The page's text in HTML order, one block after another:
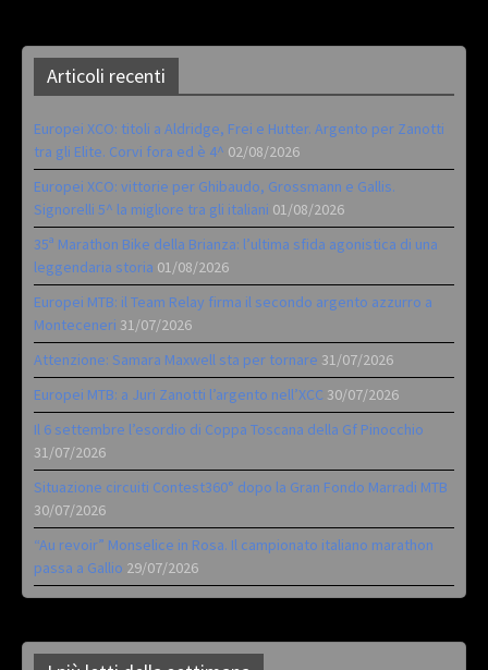
Articoli recenti
Europei XCO: titoli a Aldridge, Frei e Hutter. Argento per Zanotti
tra gli Elite. Corvi fora ed è 4^ 02/08/2026
Europei XCO: vittorie per Ghibaudo, Grossmann e Gallis.
Signorelli 5^ la migliore tra gli italiani 01/08/2026
35ª Marathon Bike della Brianza: l’ultima sfida agonistica di una
leggendaria storia 01/08/2026
Europei MTB: il Team Relay firma il secondo argento azzurro a
Monteceneri 31/07/2026
Attenzione: Samara Maxwell sta per tornare 31/07/2026
Europei MTB: a Juri Zanotti l’argento nell’XCC 30/07/2026
Il 6 settembre l’esordio di Coppa Toscana della Gf Pinocchio
31/07/2026
Situazione circuiti Contest360° dopo la Gran Fondo Marradi MTB
30/07/2026
“Au revoir” Monselice in Rosa. Il campionato italiano marathon
passa a Gallio 29/07/2026